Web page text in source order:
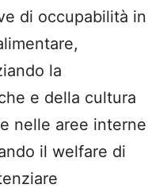
di occupabilità in
la
e della cultura
nelle aree interne
il welfare di